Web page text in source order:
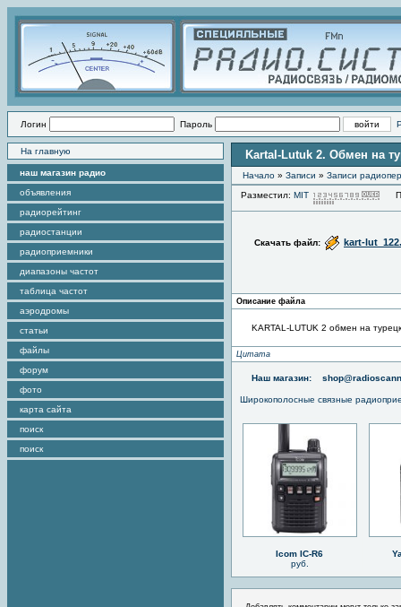
Логин Пароль
На главную
наш магазин радио
объявления
радиорейтинг
радиостанции
радиоприемники
диапазоны частот
таблица частот
аэродромы
статьи
файлы
форум
фото
карта сайта
поиск
поиск
Kartal-Lutuk 2. Обмен на
Начало » Записи » Записи
Разместил: MIT
Скачать файл: kart-
Описание файла
KARTAL-LUTUK 2 обмен на
Цитата
Наш магазин:
Широкополосные связные
Icom IC-R6
руб.